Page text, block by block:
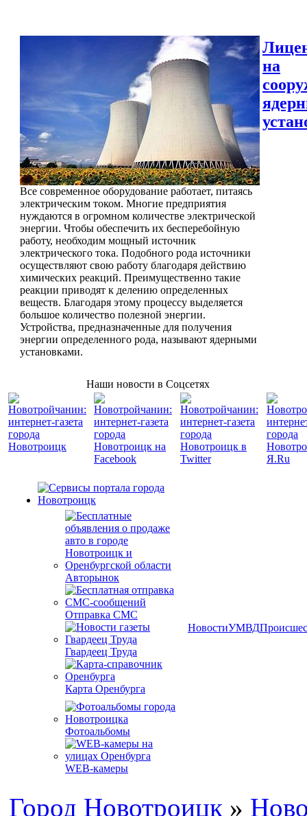
Все современное оборудование работает, питаясь
электрическим током. Многие предприятия
нуждаются в огромном количестве электрической
энергии. Чтобы обеспечить их бесперебойную
работу, необходим мощный источник
электрического тока. Подобного рода источники
осуществляют свою работу благодаря действию
химических реакций. Преимущественно такие
реакции приводят к делению определенных
веществ. Благодаря этому процессу выделяется
большое количество полезной энергии.
Устройства, предназначенные для получения
энергии определенного рода, называют ядерными
установками.
на
Наши новости в Соцсетях
Авторынок
Отправка СМС
Гвардеец Труда
Карта Оренбурга
Фотоальбомы
WEB-камеры
НовостиУМВД
Город Новотроицк »